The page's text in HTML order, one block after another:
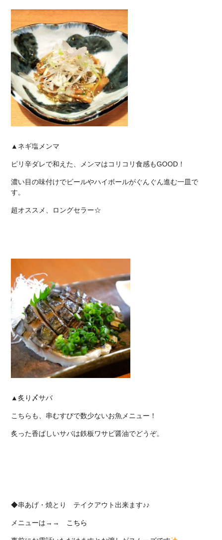
▲ネギ塩メンマ
ピリ辛ダレで和えた、メンマはコリコリ食感もGOOD！
濃い目の味付けでビールやハイボールがぐんぐん進む一皿で
す。
超オススメ、ロングセラー☆
▲炙り〆サバ
こちらも、串むすびで数少ないお魚メニュー！
炙った香ばしいサバは鉄板ワサビ醤油でどうぞ。
◆串あげ・焼とり テイクアウト出来ます♪♪
メニューは→→ こちら